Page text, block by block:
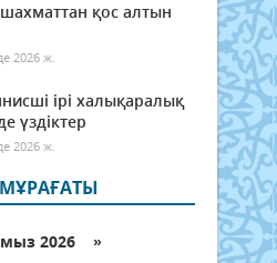
қос алтын
2026 ж.
ірі халықаралық
үздіктер
2026 ж.
2026 »